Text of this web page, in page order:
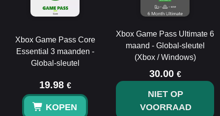
Xbox Game Pass Core
Essential 3 maanden -
Global-sleutel
19.98 €
KOPEN
Xbox Game Pass Ultimate 6
maand - Global-sleutel
(Xbox / Windows)
30.00 €
NIET OP
VOORRAAD